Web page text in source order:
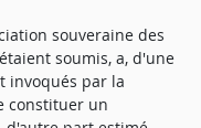
souveraine des
soumis, a, d'une
invoqués par la
constituer un